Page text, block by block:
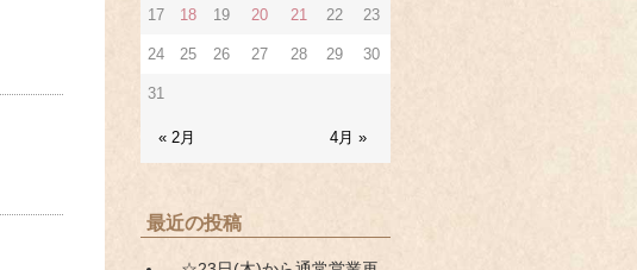
« 2月 4月 »
17 18 19 20 21 22 23
24 25 26 27 28 29 30
31
最近の投稿